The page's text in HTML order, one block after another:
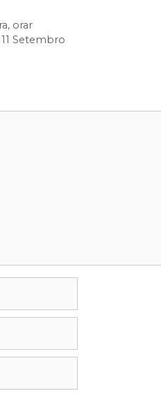
, orar
Setembro